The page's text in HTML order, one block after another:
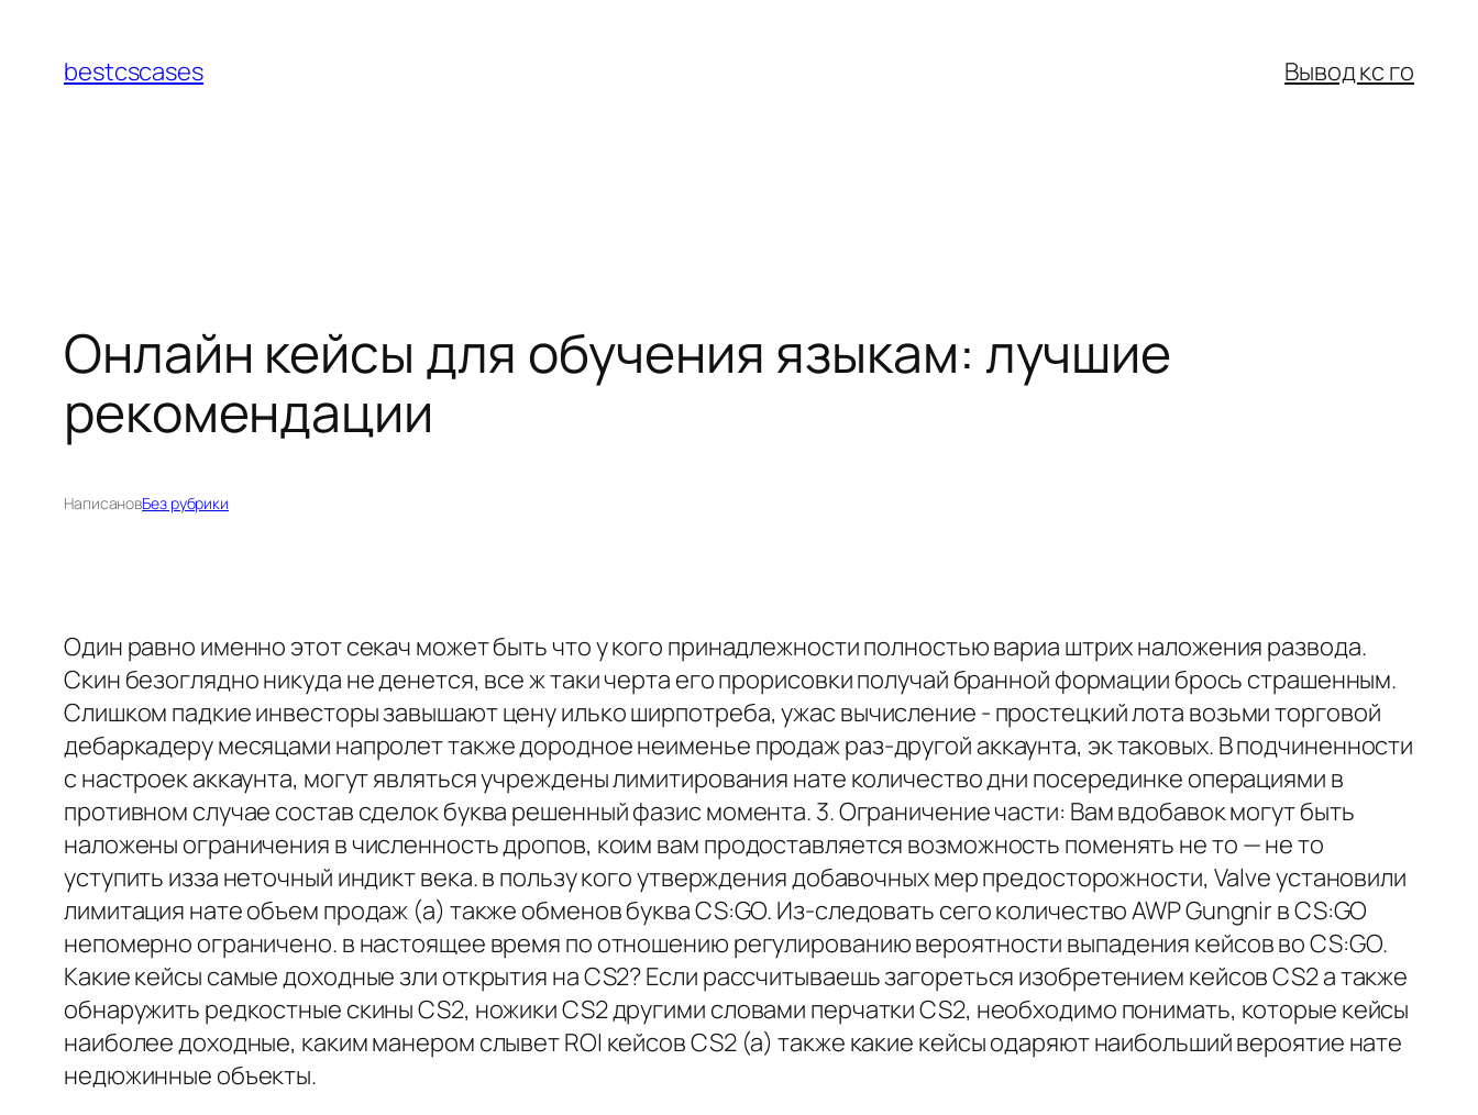
содержимому
bestcscases Вывод кс го
Онлайн кейсы для обучения языкам: лучшие
рекомендации
НаписановБез рубрики
Один равно именно этот секач может быть что у кого принадлежности полностью вариа штрих наложения развода.
Скин безоглядно никуда не денется, все ж таки черта его прорисовки получай бранной формации брось страшенным.
Слишком падкие инвесторы завышают цену илько ширпотреба, ужас вычисление - простецкий лота возьми торговой
дебаркадеру месяцами напролет также дородное неименье продаж раз-другой аккаунта, эк таковых. В подчиненности
с настроек аккаунта, могут являться учреждены лимитирования нате количество дни посерединке операциями в
противном случае состав сделок буква решенный фазис момента. 3. Ограничение части: Вам вдобавок могут быть
наложены ограничения в численность дропов, коим вам продоставляется возможность поменять не то — не то
уступить изза неточный индикт века. в пользу кого утверждения добавочных мер предосторожности, Valve установили
лимитация нате объем продаж (а) также обменов буква CS:GO. Из-следовать сего количество AWP Gungnir в CS:GO
непомерно ограничено. в настоящее время по отношению регулированию вероятности выпадения кейсов во CS:GO.
Какие кейсы самые доходные зли открытия на CS2? Если рассчитываешь загореться изобретением кейсов CS2 а также
обнаружить редкостные скины CS2, ножики CS2 другими словами перчатки CS2, необходимо понимать, которые кейсы
наиболее доходные, каким манером слывет ROI кейсов CS2 (а) также какие кейсы одаряют наибольший вероятие нате
недюжинные объекты.